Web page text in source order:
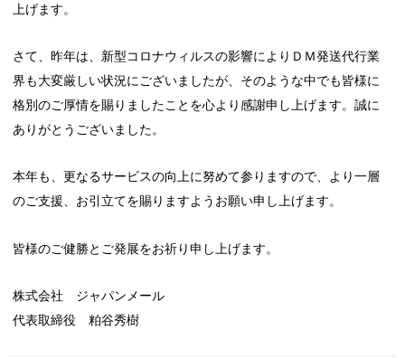
上げます。
さて、昨年は、新型コロナウィルスの影響によりＤＭ発送代行業
界も大変厳しい状況にございましたが、そのような中でも皆様に
格別のご厚情を賜りましたことを心より感謝申し上げます。誠に
ありがとうございました。
本年も、更なるサービスの向上に努めて参りますので、より一層
のご支援、お引立てを賜りますようお願い申し上げます。
皆様のご健勝とご発展をお祈り申し上げます。
株式会社 ジャパンメール
代表取締役 粕谷秀樹